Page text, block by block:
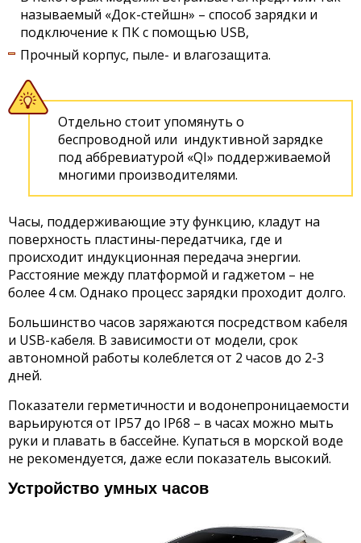
называемый «Док-стейшн» – способ зарядки и
подключение к ПК с помощью USB,
Прочный корпус, пыле- и влагозащита.
Отдельно стоит упомянуть о
беспроводной или индуктивной зарядке
под аббревиатурой «QI» поддерживаемой
многими производителями.
Часы, поддерживающие эту функцию, кладут на
поверхность пластины-передатчика, где и
происходит индукционная передача энергии.
Расстояние между платформой и гаджетом – не
более 4 см. Однако процесс зарядки проходит долго.
Большинство часов заряжаются посредством кабеля
и USB-кабеля. В зависимости от модели, срок
автономной работы колеблется от 2 часов до 2-3
дней.
Показатели герметичности и водонепроницаемости
варьируются от IP57 до IP68 – в часах можно мыть
руки и плавать в бассейне. Купаться в морской воде
не рекомендуется, даже если показатель высокий.
Устройство умных часов